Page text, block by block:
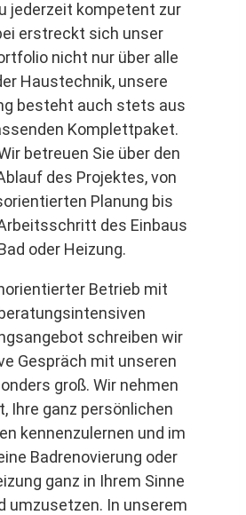
jederzeit kompetent zur
erstreckt sich unser
nicht nur über alle
Haustechnik, unsere
besteht auch stets aus
Komplettpaket.
betreuen Sie über den
des Projektes, von
Planung bis
des Einbaus
oder Heizung.
Betrieb mit
schreiben wir
Gespräch mit unseren
groß. Wir nehmen
Ihre ganz persönlichen
kennenzulernen und im
Badrenovierung oder
ganz in Ihrem Sinne
umzusetzen. In unserem